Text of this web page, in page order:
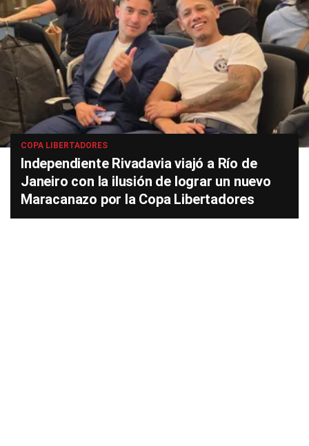
COPA LIBERTADORES
Independiente Rivadavia viajó a Río de
Janeiro con la ilusión de lograr un nuevo
Maracanazo por la Copa Libertadores